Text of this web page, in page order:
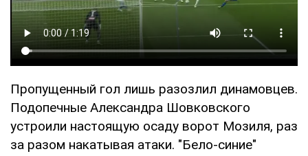
Пропущенный гол лишь разозлил динамовцев.
Подопечные Александра Шовковского
устроили настоящую осаду ворот Мозиля, раз
за разом накатывая атаки. "Бело-синие"